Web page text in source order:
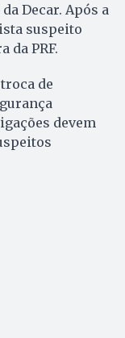
Decar. Após a
suspeito
da PRF.
de
devem